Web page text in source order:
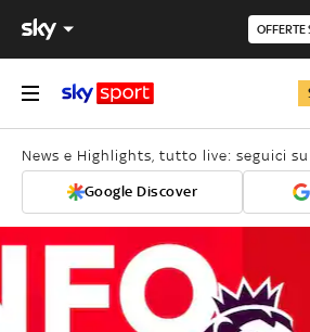
OFFERTE
News e Highlights, tutto live: seguici su
Google Discover